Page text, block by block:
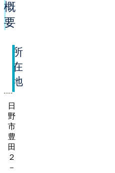
概
要
所
在
地
日
野
市
豊
田
２
－